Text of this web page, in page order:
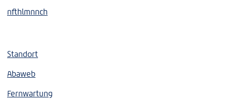
nfthlmnnch
Standort
Abaweb
Fernwartung